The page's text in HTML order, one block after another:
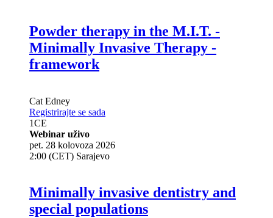
Powder therapy in the M.I.T. -
Minimally Invasive Therapy -
framework
Cat Edney
Registrirajte se sada
1CE
Webinar uživo
pet. 28 kolovoza 2026
2:00 (CET) Sarajevo
Minimally invasive dentistry and
special populations